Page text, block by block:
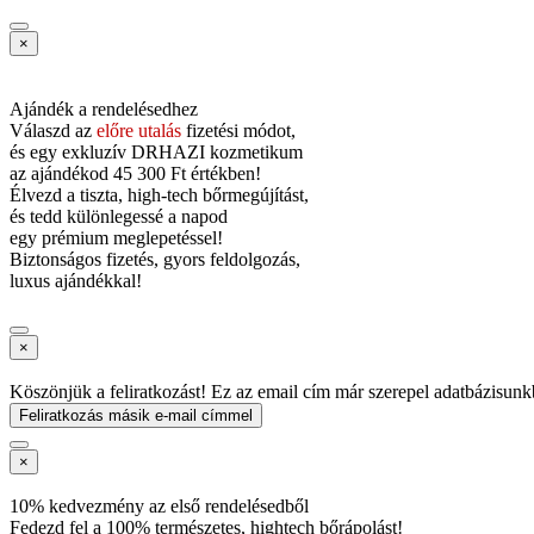
×
Ajándék a rendelésedhez
Válaszd az előre utalás fizetési módot,
és egy exkluzív DRHAZI kozmetikum
az ajándékod 45 300 Ft értékben!
Élvezd a tiszta, high-tech bőrmegújítást,
és tedd különlegessé a napod
egy prémium meglepetéssel!
Biztonságos fizetés, gyors feldolgozás,
luxus ajándékkal!
×
Köszönjük a feliratkozást! Ez az email cím már szerepel
Feliratkozás másik e-mail címmel
×
10% kedvezmény az első rendelésedből
Fedezd fel a 100% természetes, hightech bőrápolást!